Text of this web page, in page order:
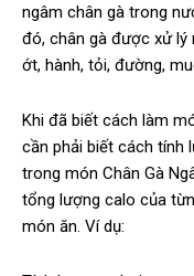
ngâm chân gà trong
đó, chân gà được xử lý
ớt, hành, tỏi, đường,
Khi đã biết cách làm
cần phải biết cách tính
trong món Chân Gà
tổng lượng calo của
món ăn. Ví dụ: